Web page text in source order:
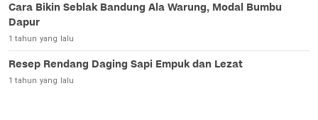
Cara Bikin Seblak Bandung Ala Warung, Modal Bumbu
Dapur
1 tahun yang lalu
Resep Rendang Daging Sapi Empuk dan Lezat
1 tahun yang lalu